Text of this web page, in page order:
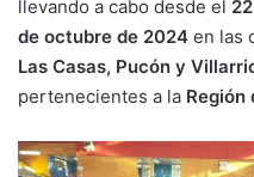
llevando a cabo desde el
de octubre de 2024 en las
Las Casas, Pucón y
pertenecientes a la Región